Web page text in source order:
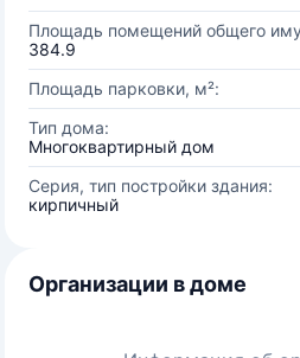
Площадь помещений общего
384.9
Площадь парковки, м²:
Тип дома:
Многоквартирный дом
Серия, тип постройки здания:
кирпичный
Организации в доме